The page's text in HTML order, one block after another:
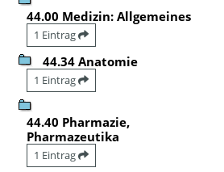
44.00 Medizin: Allgemeines
1 Eintrag
44.34 Anatomie
1 Eintrag
44.40 Pharmazie,
Pharmazeutika
1 Eintrag